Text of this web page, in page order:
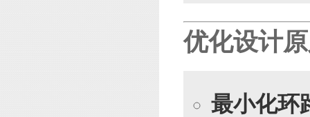
优化设计
最小化环